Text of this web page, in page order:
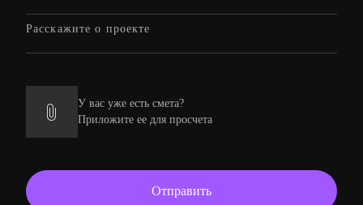
У вас уже есть смета?
Приложите ее для просчета